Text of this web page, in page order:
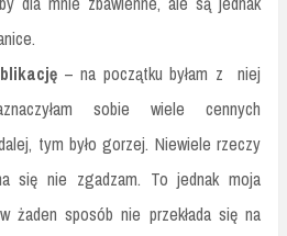
– na początku byłam z niej
sobie wiele cennych
tym było gorzej. Niewiele rzeczy
się nie zgadzam. To jednak moja
żaden sposób nie przekłada się na